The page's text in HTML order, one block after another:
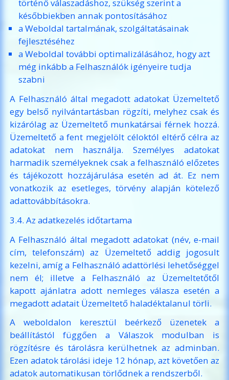
történő válaszadáshoz, szükség szerint a
későbbiekben annak pontosításához
a Weboldal tartalmának, szolgáltatásainak
fejlesztéséhez
a Weboldal további optimalizálásához, hogy azt
még inkább a Felhasználók igényeire tudja
szabni
A Felhasználó által megadott adatokat Üzemeltető
egy belső nyilvántartásban rögzíti, melyhez csak és
kizárólag az Üzemeltető munkatársai férnek hozzá.
Üzemeltető a fent megjelölt céloktól eltérő célra az
adatokat nem használja. Személyes adatokat
harmadik személyeknek csak a felhasználó előzetes
és tájékozott hozzájárulása esetén ad át. Ez nem
vonatkozik az esetleges, törvény alapján kötelező
adattovábbításokra.
3.4. Az adatkezelés időtartama
A Felhasználó által megadott adatokat (név, e-mail
cím, telefonszám) az Üzemeltető addig jogosult
kezelni, amíg a Felhasználó adattörlési lehetőséggel
nem él; illetve a Felhasználó az Üzemeltetőtől
kapott ajánlatra adott nemleges válasza esetén a
megadott adatait Üzemeltető haladéktalanul törli.
A weboldalon keresztül beérkező üzenetek a
beállítástól függően a Válaszok modulban is
rögzítésre és tárolásra kerülhetnek az adminban.
Ezen adatok tárolási ideje 12 hónap, azt követően az
adatok automatikusan törlődnek a rendszerből.